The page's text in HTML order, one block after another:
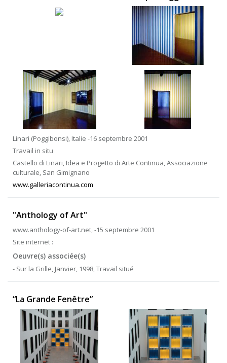
Linari (Poggibonsi), Italie -16 septembre 2001
Travail in situ
Castello di Linari, Idea e Progetto di Arte Continua, Associazione
culturale, San Gimignano
www.galleriacontinua.com
"Anthology of Art"
www.anthology-of-art.net, -15 septembre 2001
Site internet :
Oeuvre(s) associée(s)
- Sur la Grille, Janvier, 1998, Travail situé
“La Grande Fenêtre”